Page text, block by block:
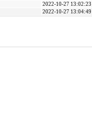
2022-10-27 13:02:23
2022-10-27 13:04:49